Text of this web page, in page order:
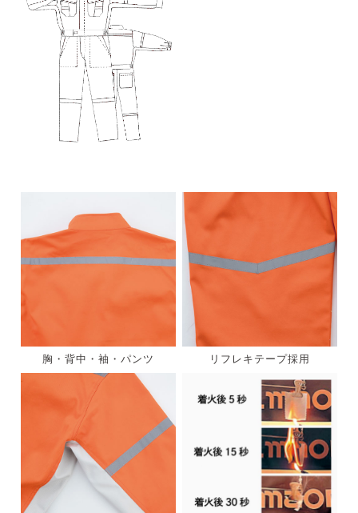
胸・背中・袖・パンツ リフレキテープ採用